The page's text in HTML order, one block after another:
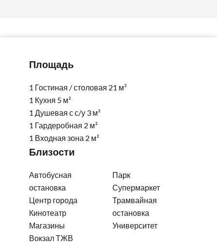
Площадь
1 Гостиная / столовая 21 м²
1 Кухня 5 м²
1 Душевая с с/у 3 м²
1 Гардеробная 2 м²
1 Входная зона 2 м²
Близости
Автобусная
остановка
Центр города
Кинотеатр
Магазины
Вокзал ТЖВ
Парк
Супермаркет
Трамвайная
остановка
Университет